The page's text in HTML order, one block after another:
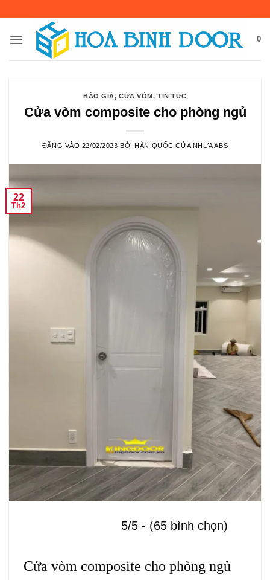
nội
0
BÁO GIÁ,CỬA VÒM,TIN TỨC
Cửa vòm composite cho phòng ngủ
ĐĂNG VÀO 22/02/2023 BỞIHÀN QUỐC CỬA NHỰA ABS
22
Th2
5/5 - (65 bình chọn)
Cửa vòm composite cho phòng ngủ